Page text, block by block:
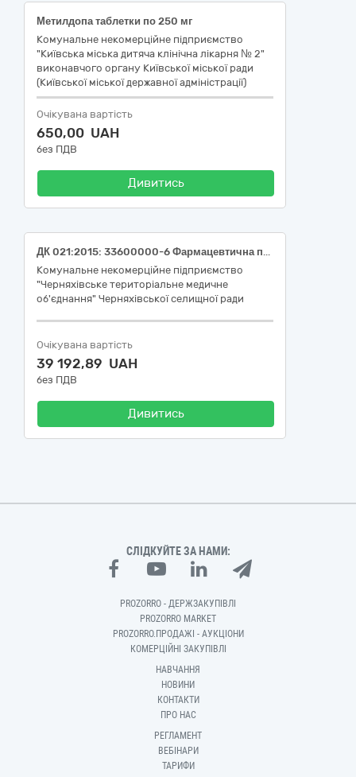
Метилдопа таблетки по 250 мг
Комунальне некомерційне підприємство
"Київська міська дитяча клінічна лікарня № 2"
виконавчого органу Київської міської ради
(Київської міської державної адміністрації)
Очікувана вартість
650,00 UAH
без ПДВ
Дивитись
ДК 021:2015: 33600000-6 Фармацевтична продукція.
Комунальне некомерційне підприємство
"Черняхівське територіальне медичне
об'єднання" Черняхівської селищної ради
Очікувана вартість
39 192,89 UAH
без ПДВ
Дивитись
СЛІДКУЙТЕ ЗА НАМИ:
PROZORRO - ДЕРЖЗАКУПІВЛІ
PROZORRO MARKET
PROZORRO.ПРОДАЖІ - АУКЦІОНИ
КОМЕРЦІЙНІ ЗАКУПІВЛІ
НАВЧАННЯ
НОВИНИ
КОНТАКТИ
ПРО НАС
РЕГЛАМЕНТ
ВЕБІНАРИ
ТАРИФИ